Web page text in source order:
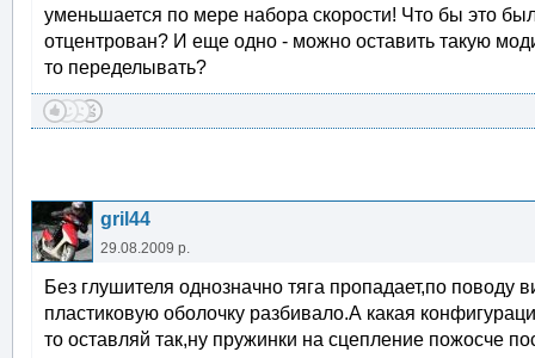
уменьшается по мере набора скорости! Что бы это
отцентрован? И еще одно - можно оставить такую
то переделывать?
gril44
29.08.2009 р.
Без глушителя однозначно тяга пропадает,по поводу
пластиковую оболочку разбивало.А какая
то оставляй так,ну пружинки на сцепление пожосче